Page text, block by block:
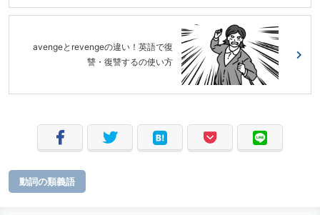
avengeとrevengeの違い！英語で復
讐・復讐するの使い方
動詞の類義語